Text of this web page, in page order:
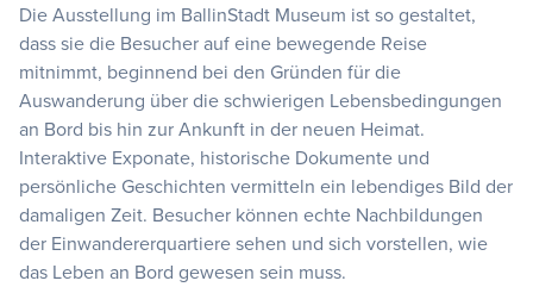
Die Ausstellung im BallinStadt Museum ist so gestaltet,
dass sie die Besucher auf eine bewegende Reise
mitnimmt, beginnend bei den Gründen für die
Auswanderung über die schwierigen Lebensbedingungen
an Bord bis hin zur Ankunft in der neuen Heimat.
Interaktive Exponate, historische Dokumente und
persönliche Geschichten vermitteln ein lebendiges Bild der
damaligen Zeit. Besucher können echte Nachbildungen
der Einwandererquartiere sehen und sich vorstellen, wie
das Leben an Bord gewesen sein muss.